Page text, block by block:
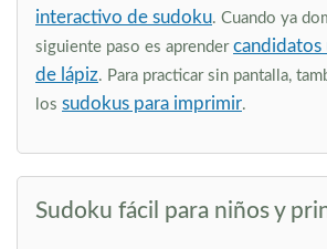
interactivo de sudoku. Cuando ya
siguiente paso es aprender candidatos
de lápiz. Para practicar sin pantalla,
los sudokus para imprimir.
Sudoku fácil para niños y